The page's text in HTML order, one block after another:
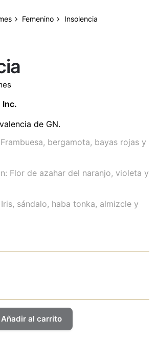
Femenino Insolencia
Inc.
de GN.
bergamota, bayas rojas y
Flor de azahar del naranjo, violeta y
sándalo, haba tonka, almizcle y
Añadir al carrito